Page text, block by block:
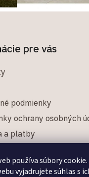
používa súbory
vyjadrujete súhlas s
pre vás
podmienky
ochrany osobných
a platby